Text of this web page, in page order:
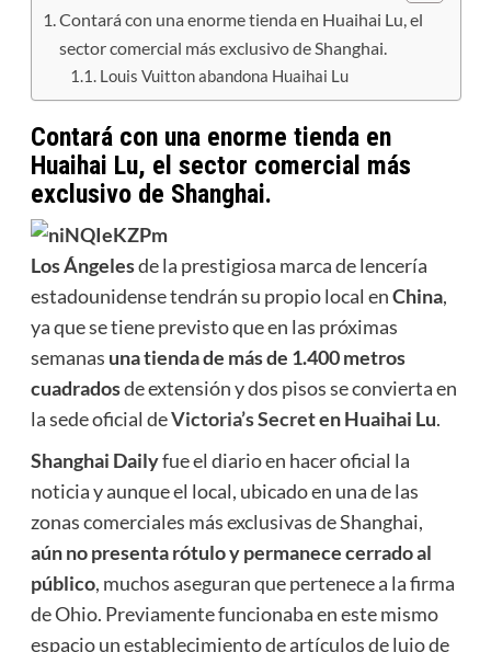
Contará con una enorme tienda en Huaihai Lu, el
sector comercial más exclusivo de Shanghai.
Louis Vuitton abandona Huaihai Lu
Contará con una enorme tienda en
Huaihai Lu, el sector comercial más
exclusivo de Shanghai.
Los Ángelesde la prestigiosa marca de lencería
estadounidense tendrán su propio local enChina,
ya que se tiene previsto que en las próximas
semanas una tienda de más de 1.400 metros
cuadradosde extensión y dos pisos se convierta en
la sede oficial deVictoria’s Secreten Huaihai Lu.
Shanghai Dailyfue el diario en hacer oficial la
noticia y aunque el local, ubicado en una de las
zonas comerciales más exclusivas de Shanghai,
aún no presenta rótulo y permanece cerrado al
público, muchos aseguran que pertenece a la firma
de Ohio. Previamente funcionaba en este mismo
espacio un establecimiento de artículos de lujo de